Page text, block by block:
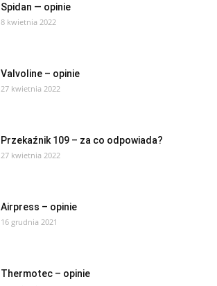
Spidan — opinie
8 kwietnia 2022
Valvoline – opinie
27 kwietnia 2022
Przekaźnik 109 – za co odpowiada?
27 kwietnia 2022
Airpress – opinie
16 grudnia 2021
Thermotec – opinie